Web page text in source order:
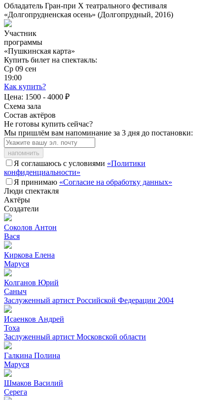
Обладатель Гран-при Х театрального фестиваля
«Долгопрудненская осень» (Долгопрудный, 2016)
Участник
программы
«Пушкинская карта»
Купить билет на спектакль:
Ср 09 сен
19:00
Как купить?
Цена: 1500 - 4000 ₽
Схема зала
Состав актёров
Не готовы купить сейчас?
Мы пришлём вам напоминание за 3 дня до постановки:
напомнить
Я соглашаюсь с условиями «Политики
конфиденциальности»
Я принимаю «Согласие на обработку данных»
Люди спектакля
Актёры
Создатели
Соколов Антон
Вася
Киркова Елена
Маруся
Колганов Юрий
Саныч
Заслуженный артист Российской Федерации 2004
Исаенков Андрей
Тоха
Заслуженный артист Московской области
Галкина Полина
Маруся
Шмаков Василий
Серега